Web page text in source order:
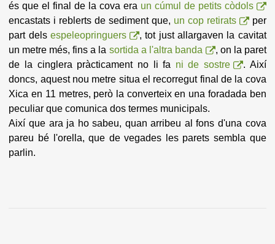
és que el final de la cova era un cúmul de petits còdols
encastats i reblerts de sediment que, un cop retirats
per
part delsespeleopringuers
, tot just allargaven la cavitat
un metre més, fins a la sortida a l'altra banda
, on la paret
de la cinglera pràcticament no li fa ni de sostre
. Així
doncs, aquest nou metre situa el recorregut final de la cova
Xica en 11 metres, però la converteix en una foradada ben
peculiar que comunica dos termes municipals.
Així que ara ja ho sabeu, quan arribeu al fons d'una cova
pareu bé l'orella, que de vegades les parets sembla que
parlin.